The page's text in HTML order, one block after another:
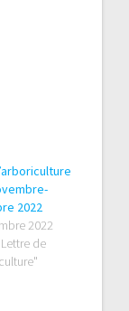
2022
2022
de